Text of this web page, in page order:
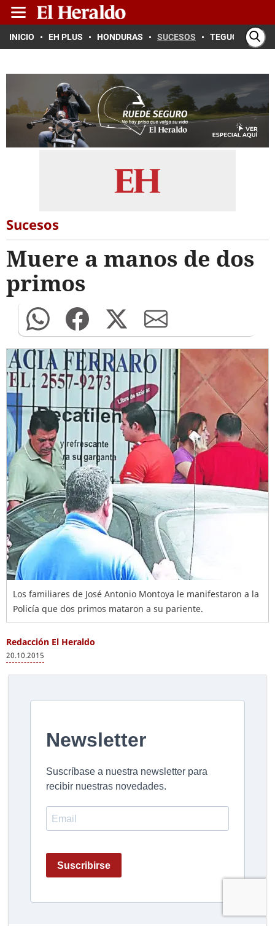
INICIO EH PLUS HONDURAS SUCESOS TEGUCIGALPA
Sucesos
Muere a manos de dos
primos
Los familiares de José Antonio Montoya le manifestaron a la
Policía que dos primos mataron a su pariente.
Redacción El Heraldo
20.10.2015